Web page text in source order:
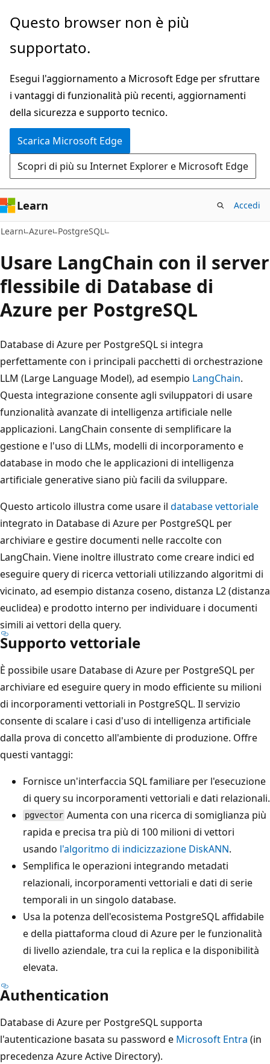
Ignora
passa
contenuto
principale
Questo browser non è più
supportato.
Esegui l'aggiornamento a Microsoft Edge per sfruttare
i vantaggi di funzionalità più recenti, aggiornamenti
della sicurezza e supporto tecnico.
Scarica Microsoft Edge
Scopri di più su Internet Explorer e Microsoft Edge
Learn Accedi
Learn Azure PostgreSQL
Usare LangChain con il server
flessibile di Database di
Azure per PostgreSQL
Database di Azure per PostgreSQL si integra
perfettamente con i principali pacchetti di orchestrazione
LLM (Large Language Model), ad esempio LangChain.
Questa integrazione consente agli sviluppatori di usare
funzionalità avanzate di intelligenza artificiale nelle
applicazioni. LangChain consente di semplificare la
gestione e l'uso di LLMs, modelli di incorporamento e
database in modo che le applicazioni di intelligenza
artificiale generative siano più facili da sviluppare.
Questo articolo illustra come usare il database vettoriale
integrato in Database di Azure per PostgreSQL per
archiviare e gestire documenti nelle raccolte con
LangChain. Viene inoltre illustrato come creare indici ed
eseguire query di ricerca vettoriali utilizzando algoritmi di
vicinato, ad esempio distanza coseno, distanza L2 (distanza
euclidea) e prodotto interno per individuare i documenti
simili ai vettori della query.
Supporto vettoriale
È possibile usare Database di Azure per PostgreSQL per
archiviare ed eseguire query in modo efficiente su milioni
di incorporamenti vettoriali in PostgreSQL. Il servizio
consente di scalare i casi d'uso di intelligenza artificiale
dalla prova di concetto all'ambiente di produzione. Offre
questi vantaggi:
Fornisce un'interfaccia SQL familiare per l'esecuzione
di query su incorporamenti vettoriali e dati relazionali.
pgvector Aumenta con una ricerca di somiglianza più
rapida e precisa tra più di 100 milioni di vettori
usando l'algoritmo di indicizzazione DiskANN.
Semplifica le operazioni integrando metadati
relazionali, incorporamenti vettoriali e dati di serie
temporali in un singolo database.
Usa la potenza dell'ecosistema PostgreSQL affidabile
e della piattaforma cloud di Azure per le funzionalità
di livello aziendale, tra cui la replica e la disponibilità
elevata.
Authentication
Database di Azure per PostgreSQL supporta
l'autenticazione basata su password e Microsoft Entra (in
precedenza Azure Active Directory).